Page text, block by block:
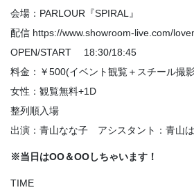
会場：PARLOUR『SPIRAL』
配信 https://www.showroom-live.com/
OPEN/START 18:30/18:45
料金：￥500(イベント観覧＋スチール撮
女性：観覧無料+1D
整列順入場
出演：青山なな子 アシスタント：青山
※当日はOO＆OOしちゃいます！
TIME